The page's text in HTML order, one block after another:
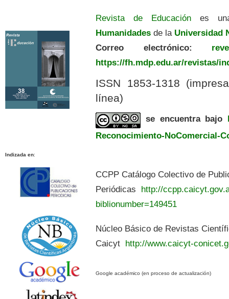
Revista de Educación es
Humanidades de la Universidad
Correo electrónico:
https://fh.mdp.edu.ar/revistas/
ISSN 1853-1318
línea)
se encuentra bajo
Reconocimiento-NoComercial-
Indizada en:
CCPP Catálogo Colectivo de
Periódicas http://
biblionumber=149451
Núcleo Básico de Revistas
Caicyt http://www.caicyt-
Google académico (en proceso de actualización)